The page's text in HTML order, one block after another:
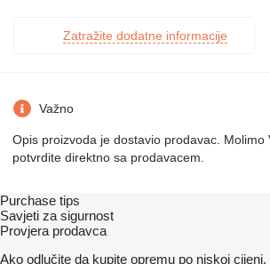
Zatražite dodatne informacije
Važno
Opis proizvoda je dostavio prodavac. Molimo
potvrdite direktno sa prodavacem.
Purchase tips
Savjeti za sigurnost
Provjera prodavca
Ako odlučite da kupite opremu po niskoj